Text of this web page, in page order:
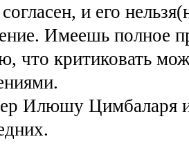
и его
Имеешь полное
что критиковать
Илюшу Цимбаларя